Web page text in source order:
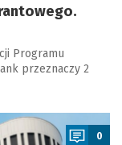
Programu
przeznaczy 2
0